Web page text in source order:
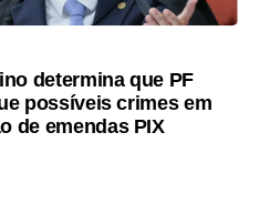
determina que PF
possíveis crimes em
de emendas PIX